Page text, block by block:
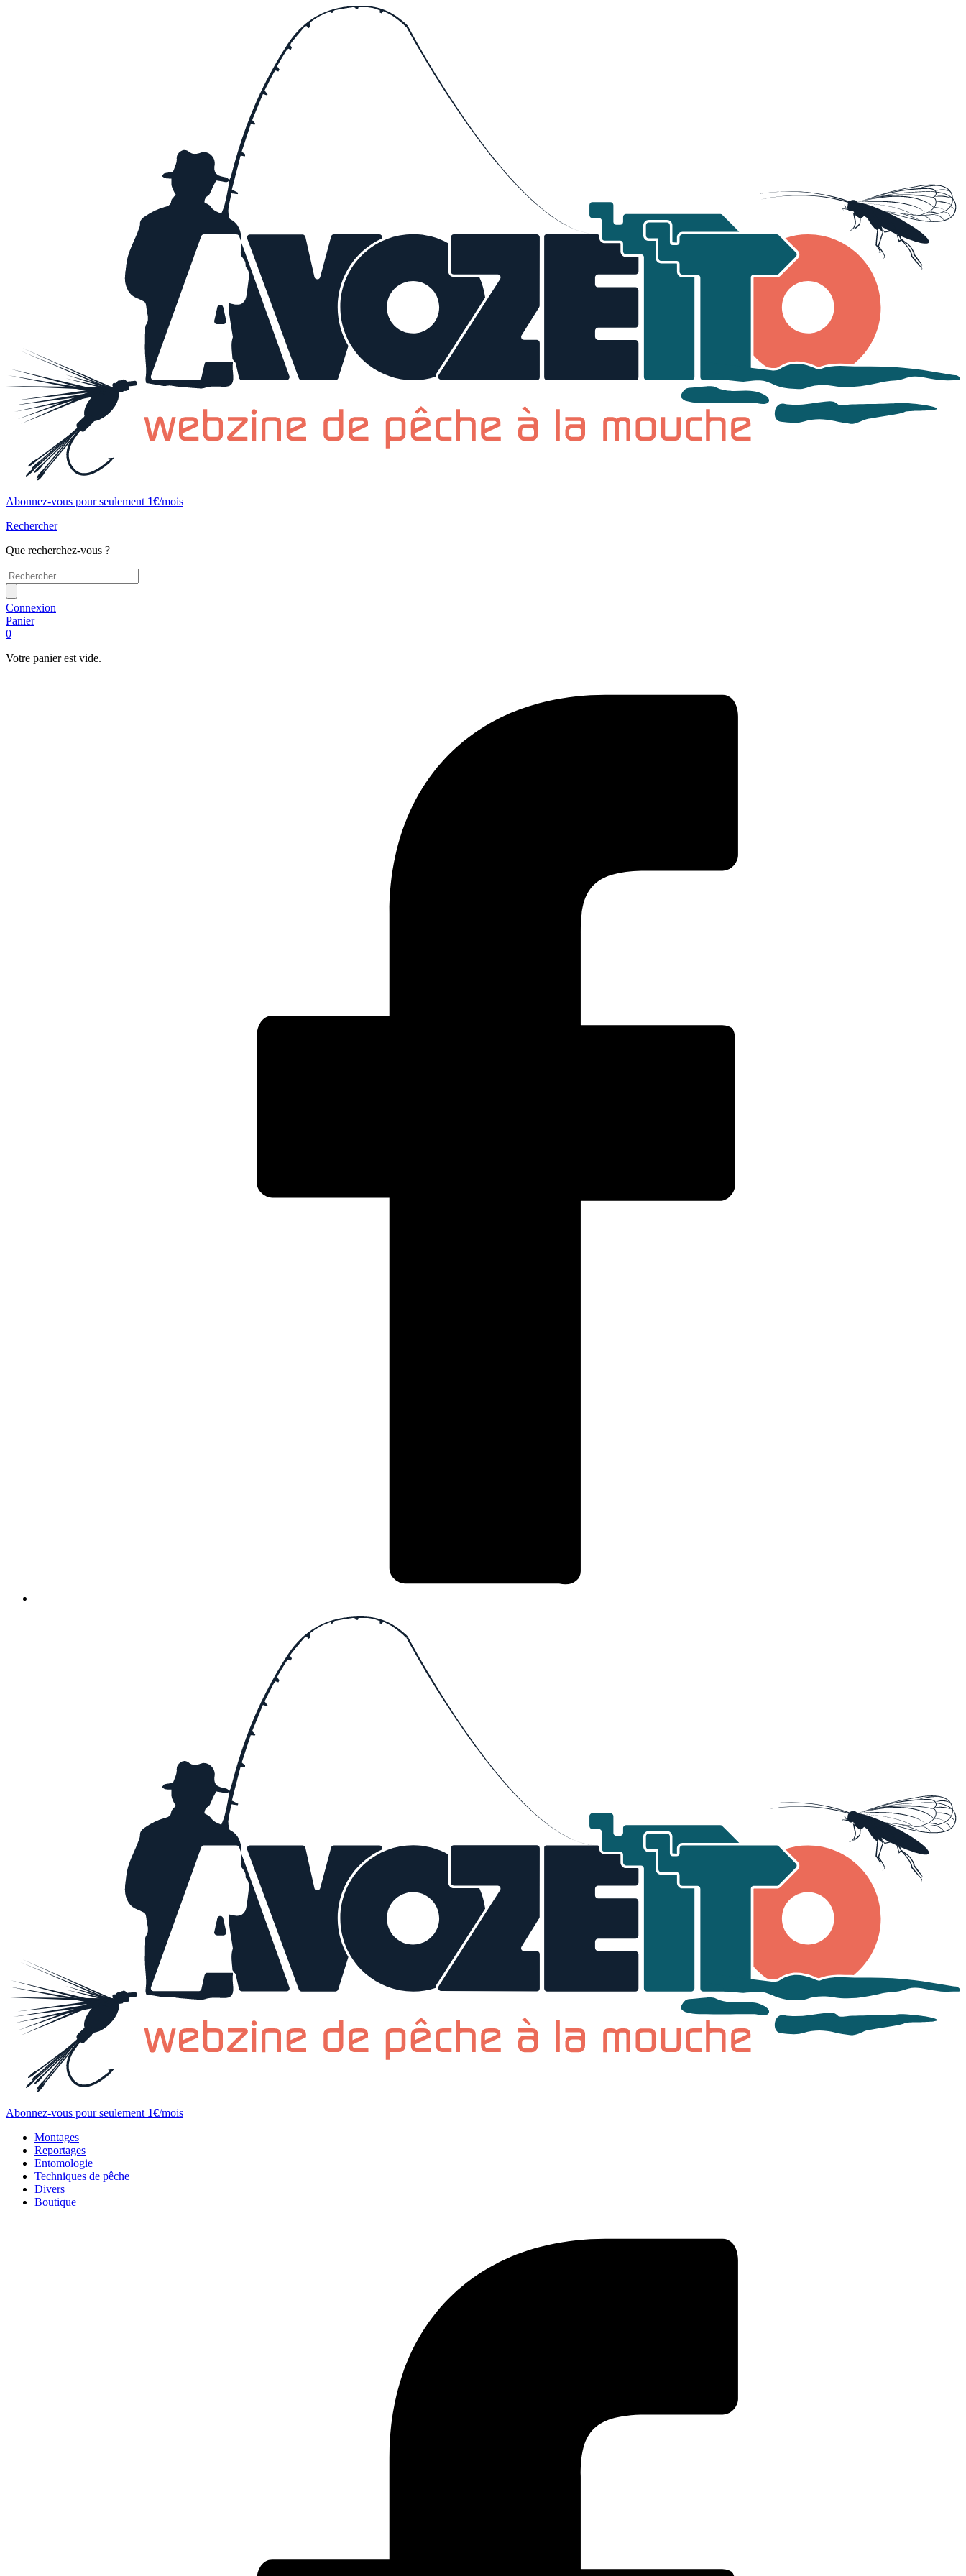
Abonnez-vous pour seulement 1€/mois
Rechercher
Que recherchez-vous ?
Connexion
Panier
0
Votre panier est vide.
Abonnez-vous pour seulement 1€/mois
Montages
Reportages
Entomologie
Techniques de pêche
Divers
Boutique